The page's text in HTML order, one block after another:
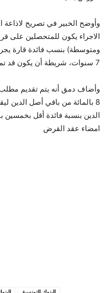
وأوضح الخبير في تصريح لاذاعة
الاجراء يكون للمتحصلين
ومتوسطة) بنسب فائدة قارة
7 سنوات، شريطة أن يكون قد تم خلاص 3 سنوات منها
وأضاف دمق أنه يتم تقديم مطلب
8 بالمائة من باقي أصل الدين
الدين بنسبة فائدة أقل بخمسين
امضاء عقد القرض